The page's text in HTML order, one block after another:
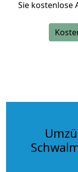
Sie kostenlose